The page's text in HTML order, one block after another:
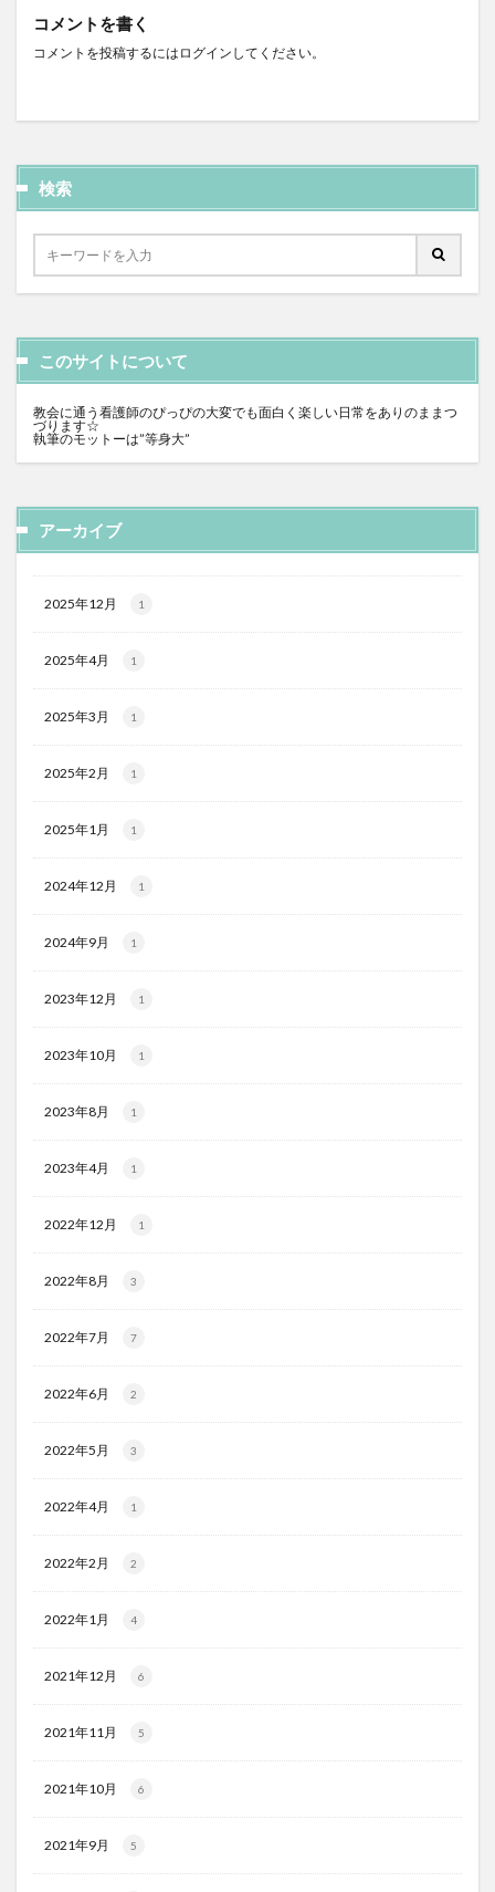
コメントを書く
コメントを投稿するには ログイン してください。
検索
このサイトについて
教会に通う看護師のぴっぴの大変でも面白く楽しい日常をありのままつ
づります☆
執筆のモットーは”等身大”
アーカイブ
2025年12月 1
2025年4月 1
2025年3月 1
2025年2月 1
2025年1月 1
2024年12月 1
2024年9月 1
2023年12月 1
2023年10月 1
2023年8月 1
2023年4月 1
2022年12月 1
2022年8月 3
2022年7月 7
2022年6月 2
2022年5月 3
2022年4月 1
2022年2月 2
2022年1月 4
2021年12月 6
2021年11月 5
2021年10月 6
2021年9月 5